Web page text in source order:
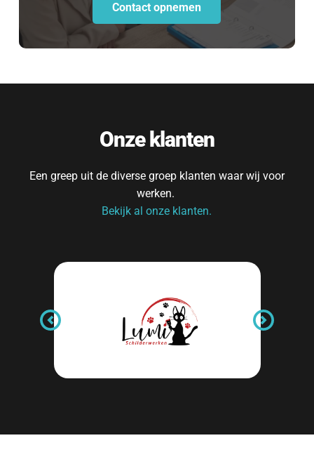
Contact opnemen
Onze klanten
Een greep uit de diverse groep klanten waar wij voor
werken.
Bekijk al onze klanten.